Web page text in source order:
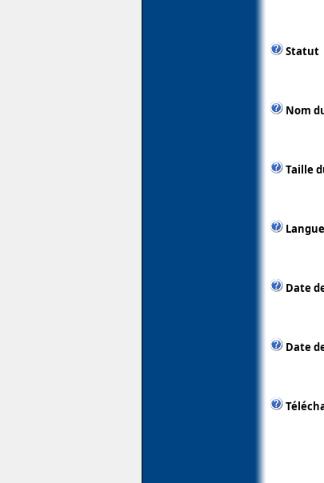
Statut
Nom
Taille
Langue
Date
Date